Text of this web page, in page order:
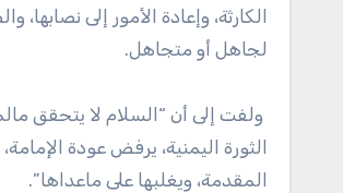
الكارثة، وإعادة الأمور إلى
لجاهل أو متجاهل.
ولفت إلى أن “السلام لا يتحقق
الثورة اليمنية، يرفض عودة
المقدمة، ويغلبها على ماعداها”.